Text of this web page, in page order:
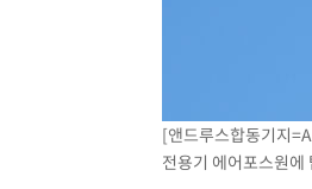
[속보]코스피, 119.51
서울 낮 39도 '폭염중대
미 워싱턴주 스포캔 시의
[속보] 호르무즈 해협 이란-
[앤드루스합동기지
전용기 에어포스원